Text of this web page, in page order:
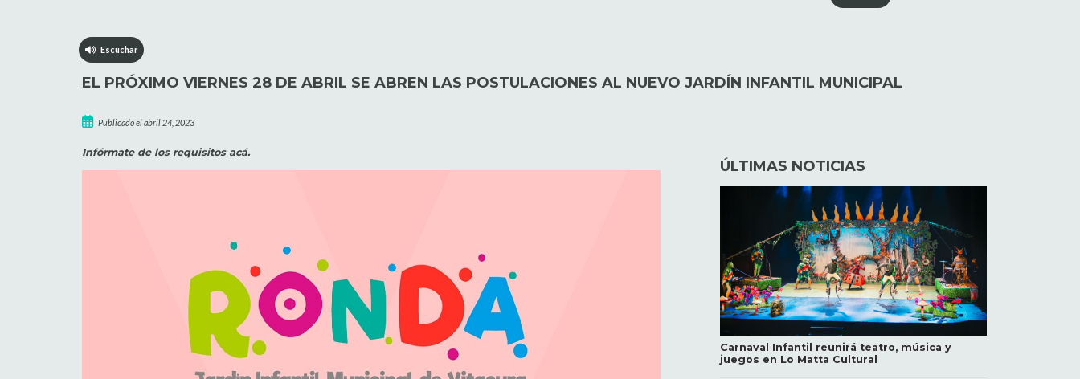
Escuchar
EL PRÓXIMO VIERNES 28 DE ABRIL SE ABREN LAS POSTULACIONES AL NUEVO JARDÍN INFANTIL MUNICIPAL
Publicado el abril 24, 2023
Infórmate de los requisitos acá.
ÚLTIMAS NOTICIAS
Carnaval Infantil reunirá teatro, música y
juegos en Lo Matta Cultural